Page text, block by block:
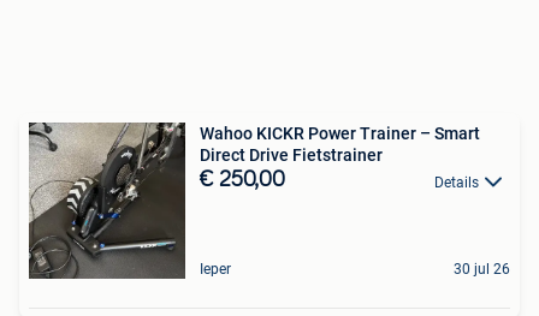
Wahoo KICKR Power Trainer – Smart
Direct Drive Fietstrainer
€ 250,00 Details
Ieper 30 jul 26